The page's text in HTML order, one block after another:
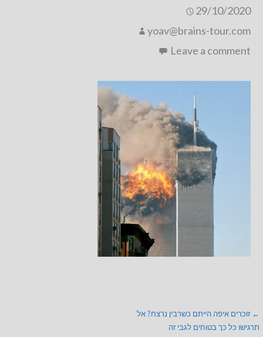
29/10/2020
yoav@brains-tour.com
Leave a comment
ניווט
← זוכרים איפה הייתם כשרבין נרצח? אל
תרגישו כל כך בטוחים לגבי זה